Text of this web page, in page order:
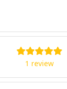
1 review